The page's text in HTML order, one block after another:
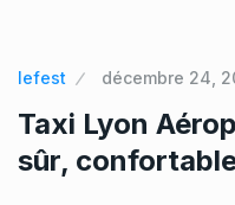
lefest décembre 24,
Taxi Lyon
sûr,